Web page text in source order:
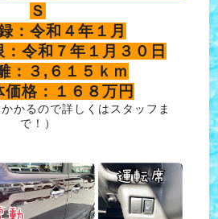
Ｓ
：令和４年１月
令和７年１月３０日
：３,６１５ｋｍ
価格：１６８万円
かるので詳しくはスタッフま
で！）